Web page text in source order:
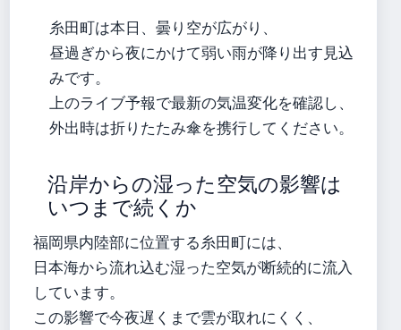
糸田町は本日、曇り空が広がり、
昼過ぎから夜にかけて弱い雨が降り出す見込
みです。
上のライブ予報で最新の気温変化を確認し、
外出時は折りたたみ傘を携行してください。
沿岸からの湿った空気の影響は
いつまで続くか
福岡県内陸部に位置する糸田町には、
日本海から流れ込む湿った空気が断続的に流入
しています。
この影響で今夜遅くまで雲が取れにくく、